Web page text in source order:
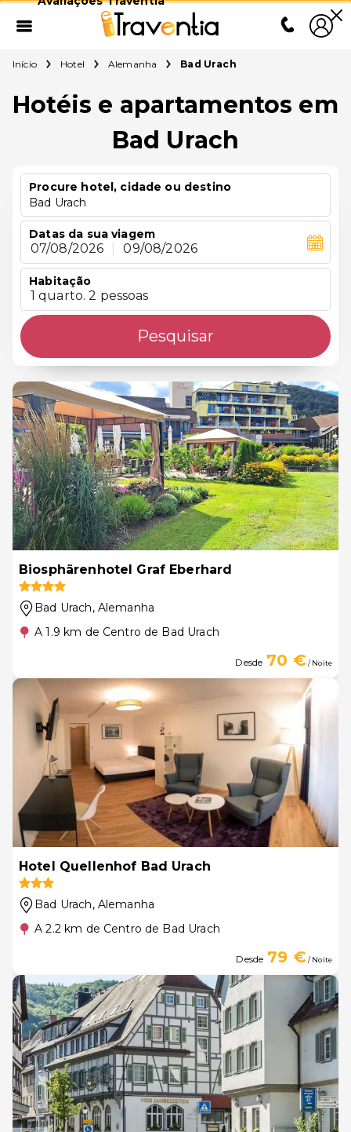
Início Hotel Alemanha Bad Urach
Hotéis e apartamentos em
Bad Urach
Procure hotel, cidade ou destino
Bad Urach
Datas da sua viagem
07/08/2026 09/08/2026
Habitação
1 quarto. 2 pessoas
Pesquisar
Biosphärenhotel Graf Eberhard
Bad Urach, Alemanha
A 1.9 km de Centro de Bad Urach
Desde 70 €/ Noite
Hotel Quellenhof Bad Urach
Bad Urach, Alemanha
A 2.2 km de Centro de Bad Urach
Desde 79 €/ Noite